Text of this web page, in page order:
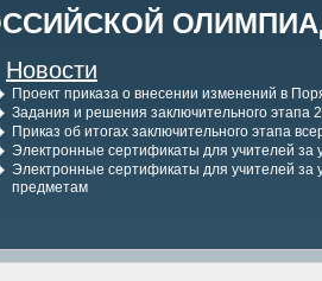
Новости
Проект приказа о внесении изменений в
Задания и решения заключительного этапа
Приказ об итогах заключительного этапа
Электронные сертификаты для учителей за
Электронные сертификаты для учителей за
предметам